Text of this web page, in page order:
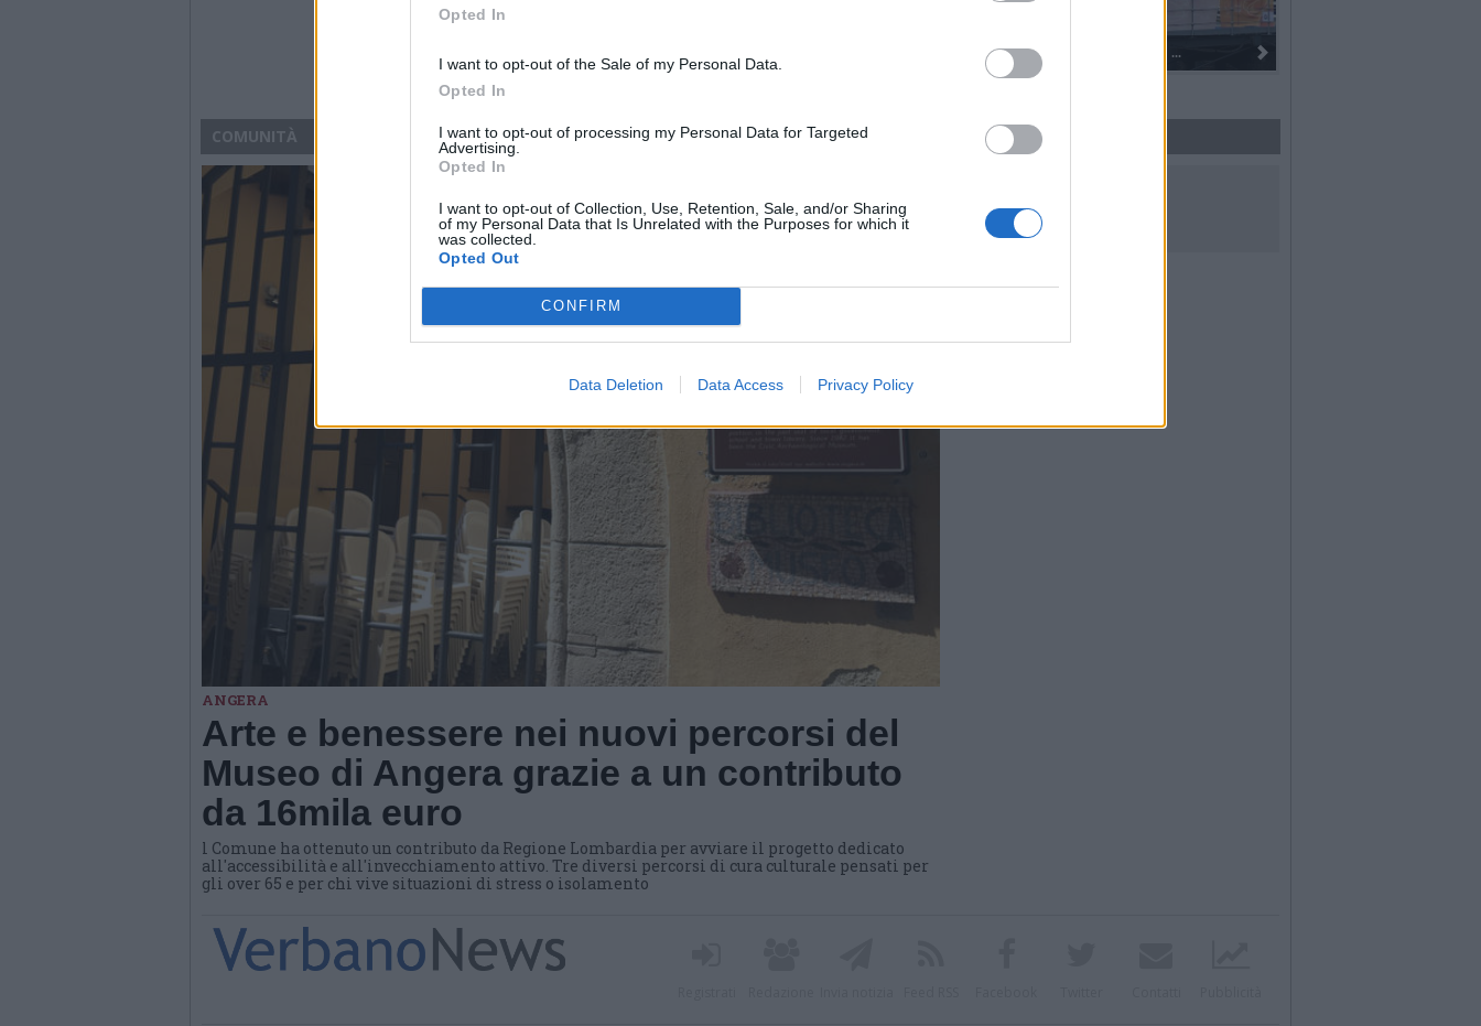
Opted In
I want to opt-out of the Sale of my Personal Data.
Opted In
I want to opt-out of processing my Personal Data for Targeted
Advertising.
Opted In
I want to opt-out of Collection, Use, Retention, Sale, and/or Sharing
of my Personal Data that Is Unrelated with the Purposes for which it
was collected.
Opted Out
CONFIRM
Data Deletion Data Access Privacy Policy
I 100 anni del Corpo Musicale di
COMUNITÀ
ANGERA
Arte e benessere nei nuovi percorsi del
Museo di Angera grazie a un contributo
da 16mila euro
l Comune ha ottenuto un contributo da Regione Lombardia per avviare il progetto dedicato
all'accessibilità e all'invecchiamento attivo. Tre diversi percorsi di cura culturale pensati per
gli over 65 e per chi vive situazioni di stress o isolamento